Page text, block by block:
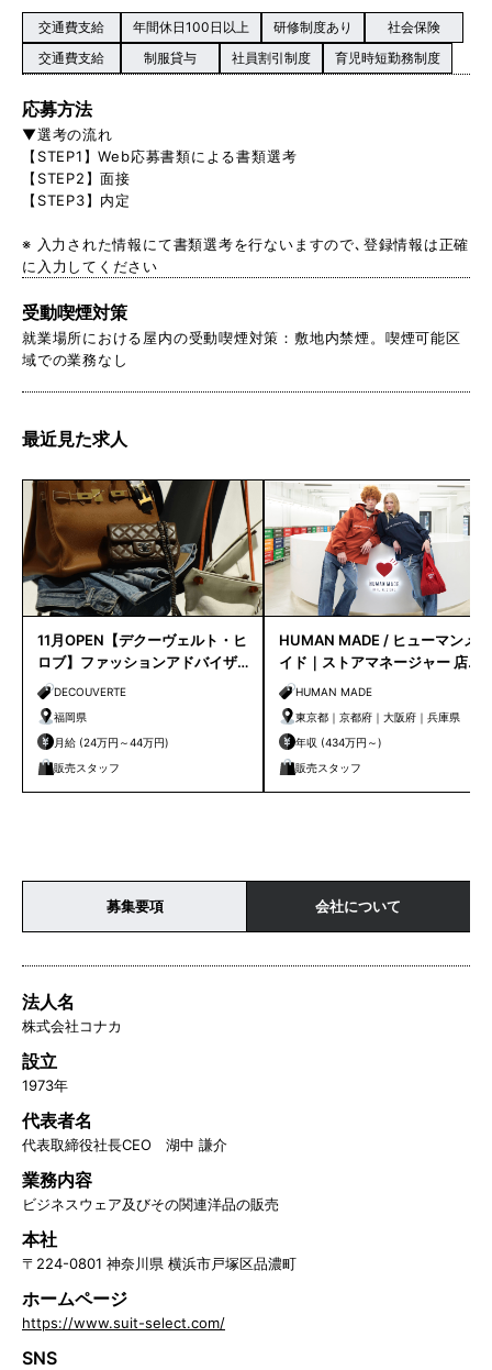
交通費支給 年間休日100日以上 研修制度あり
社会保険
交通費支給
制服貸与 社員割引制度 育児時短勤務制度
応募方法
▼選考の流れ
【STEP1】Web応募書類による書類選考
【STEP2】面接
【STEP3】内定
※ 入力された情報にて書類選考を行ないますので､登録情報は正確
に入力してください
受動喫煙対策
就業場所における屋内の受動喫煙対策：敷地内禁煙。喫煙可能区
域での業務なし
最近見た求人
11月OPEN【デクーヴェルト・ヒ
ロブ】ファッションアドバイザ
ー｜天神店
DECOUVERTE
福岡県
月給 (24万円～44万円)
販売スタッフ
HUMAN MADE / ヒューマンメ
イド｜ストアマネージャー 店長
候補HUMAN MADE
東京都｜京都府｜大阪府｜兵庫県
年収 (434万円～)
販売スタッフ
募集要項 会社について
法人名
株式会社コナカ
設立
1973年
代表者名
代表取締役社長CEO 湖中 謙介
業務内容
ビジネスウェア及びその関連洋品の販売
本社
〒224-0801 神奈川県 横浜市戸塚区品濃町
ホームページ
https://www.suit-select.com/
SNS